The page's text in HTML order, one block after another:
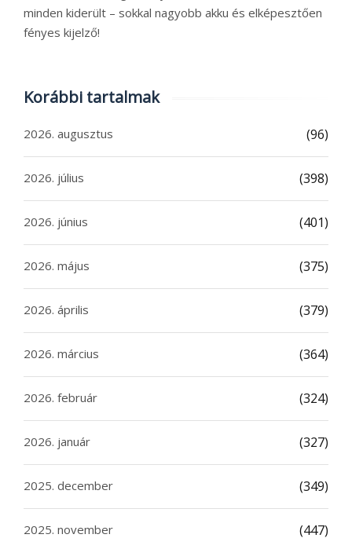
minden kiderült – sokkal nagyobb akku és elképesztően
fényes kijelző!
Korábbi tartalmak
2026. augusztus (96)
2026. július (398)
2026. június (401)
2026. május (375)
2026. április (379)
2026. március (364)
2026. február (324)
2026. január (327)
2025. december (349)
2025. november (447)